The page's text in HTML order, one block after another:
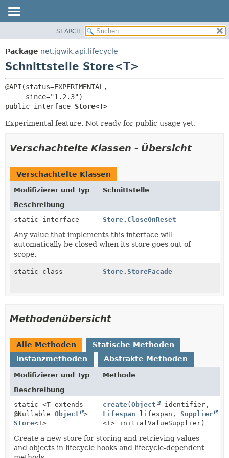
PACKAGE
KLASSE
INDEX
HILFE
FELD
METHODE
SEARCH
Package net.jqwik.api.lifecycle
Schnittstelle Store<T>
@API(status=EXPERIMENTAL,
public interface Store<T>
Experimental feature. Not ready for public usage yet.
Verschachtelte Klassen - Übersicht
Verschachtelte Klassen
Modifizierer und Typ
Schnittstelle
Beschreibung
static interface
Store.CloseOnReset
Any value that implements this interface will
automatically be closed when its store goes out of
scope.
static class Store.StoreFacade
Methodenübersicht
Alle Methoden
Statische Methoden
Instanzmethoden
Abstrakte Methoden
Modifizierer und Typ
Methode
Beschreibung
static <T extends
@Nullable Object
>
Store<T>
create(Object
identifier,
Lifespan lifespan,Supplier
<T> initialValueSupplier)
Create a new store for storing and retrieving values
and objects in lifecycle hooks and lifecycle-dependent